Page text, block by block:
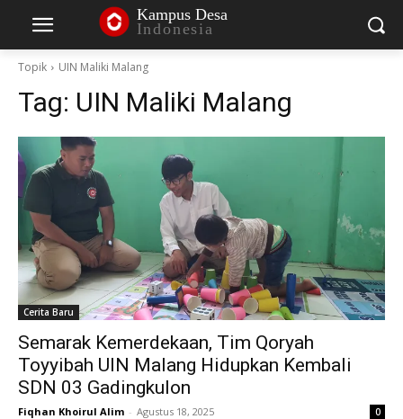
Kampus Desa
Indonesia
Topik UIN Maliki Malang
Tag: UIN Maliki Malang
Cerita Baru
Semarak Kemerdekaan, Tim Qoryah
Toyyibah UIN Malang Hidupkan Kembali
SDN 03 Gadingkulon
Fiqhan Khoirul Alim - Agustus 18, 2025 0